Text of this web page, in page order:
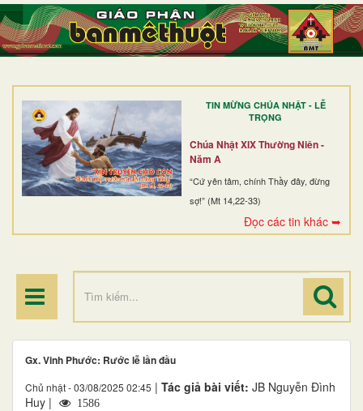
TIN MỪNG CHÚA NHẬT - LỄ
TRỌNG
Chúa Nhật XIX Thường Niên -
Năm A
“Cứ yên tâm, chính Thầy đây, đừng
sợ!” (Mt 14,22-33)
Đọc các tin khác ➥
TRANG NHẤT
GIỚI THIỆU
DÒNG TU
BAN MỤC VỤ
ĐOÀN THỂ CG
ĐIỂM HÀNH HƯƠNG
Gx. Vinh Phước: Rước lễ lần đầu
Chủ nhật - 03/08/2025 02:45 | Tác giả bài viết: JB Nguyễn Đình
Huy |
1586